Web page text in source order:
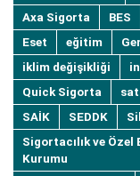
Axa Sigorta
BES
Eset
eğitim
iklim değişikliği
Quick Sigorta
SAİK
SEDDK
Sigortacılık ve Özel
Kurumu